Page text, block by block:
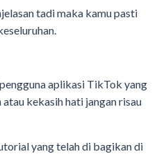
tadi maka kamu pasti
aplikasi TikTok yang
kekasih hati jangan risau
yang telah di bagikan di